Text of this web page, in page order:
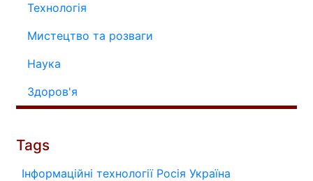
Технологія
Мистецтво та розваги
Наука
Здоров'я
Tags
Інформаційні технології Росія Україна